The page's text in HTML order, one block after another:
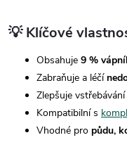
💡 Klíčové
Obsahuje 9 %
Zabraňuje a léčí
Zlepšuje
Kompatibilní s
Vhodné pro půdu,